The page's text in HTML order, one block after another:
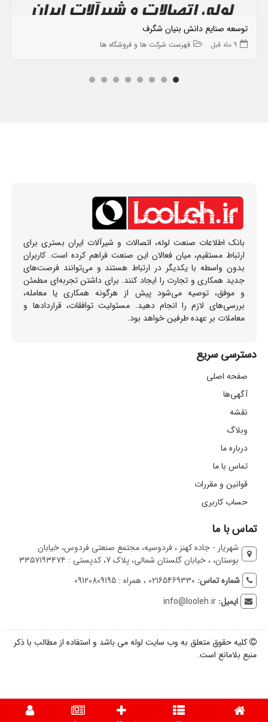
توسعه صنایع دانش بنیان شگرف
9 ماه قبل فهرست شرکت ها و فروشگاه ها
بانک اطلاعات صنعت لوله، اتصالات و شیرآلات ایران بستری برای
ارتباط مستقیم، میان فعالان این صنعت فراهم کرده است. کاربران
بدون واسطه با یکدیگر در ارتباط هستند و می‌توانند فرصت‌های
جدید همکاری و تجارت را ایجاد کنند. برای داشتن تجربه‌ای مطمئن
و موفق، توصیه می‌شود پیش از هرگونه همکاری یا معامله،
بررسی‌های لازم را انجام دهید. مسئولیت توافقات، قراردادها و
معاملات بر عهده طرفین خواهد بود.
دسترسی سریع
صفحه اصلی
آگهی‌ها
نقشه
وبلاگ
درباره ما
تماس با ما
قوانین و مقررات
حساب کاربری
تماس با ما
شهریار - جاده کهنز ، فردوسیه، مجتمع صنعتی فردوس، خیابان
بوستان، ، خیابان گلستان شمالی، پلاک 7، کدپستی : ۳۳۵۷۱۹۳۴۷۴
شماره تماس: 02165469330 ، همراه : 09120809195
ایمیل:info@looleh.ir
کلیه حقوق متعلق به وب سایت لوله می باشد و استفاده از مطالب با ذکر
منبع بلامانع است.